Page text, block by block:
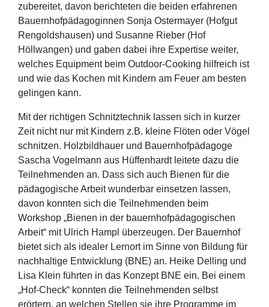
zubereitet, davon berichteten die beiden erfahrenen
Bauernhofpädagoginnen Sonja Ostermayer (Hofgut
Rengoldshausen) und Susanne Rieber (Hof
Höllwangen) und gaben dabei ihre Expertise weiter,
welches Equipment beim Outdoor-Cooking hilfreich ist
und wie das Kochen mit Kindern am Feuer am besten
gelingen kann.
Mit der richtigen Schnitztechnik lassen sich in kurzer
Zeit nicht nur mit Kindern z.B. kleine Flöten oder Vögel
schnitzen. Holzbildhauer und Bauernhofpädagoge
Sascha Vogelmann aus Hüffenhardt leitete dazu die
Teilnehmenden an. Dass sich auch Bienen für die
pädagogische Arbeit wunderbar einsetzen lassen,
davon konnten sich die Teilnehmenden beim
Workshop „Bienen in der bauernhofpädagogischen
Arbeit“ mit Ulrich Hampl überzeugen. Der Bauernhof
bietet sich als idealer Lernort im Sinne von Bildung für
nachhaltige Entwicklung (BNE) an. Heike Delling und
Lisa Klein führten in das Konzept BNE ein. Bei einem
„Hof-Check“ konnten die Teilnehmenden selbst
erörtern, an welchen Stellen sie ihre Programme im